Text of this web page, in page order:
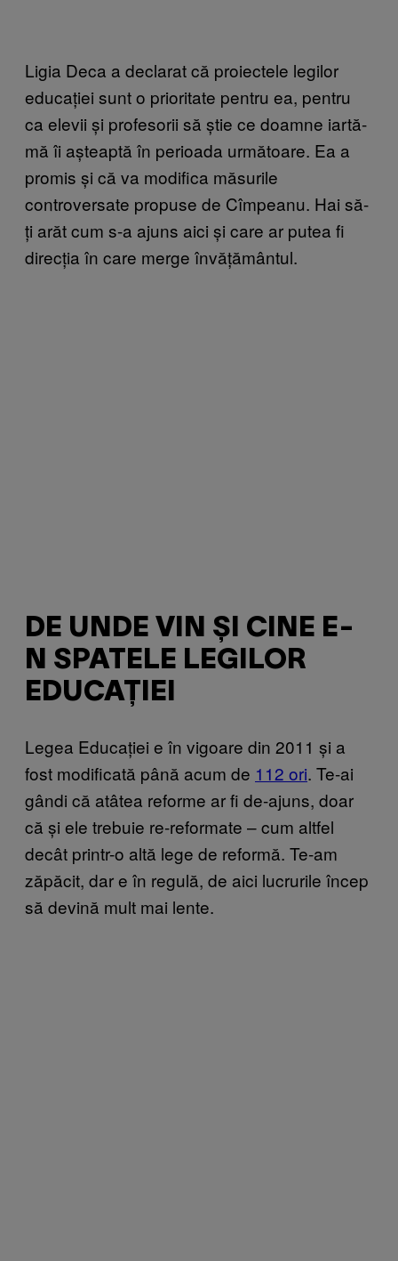
Ligia Deca a declarat că proiectele legilor
educației sunt o prioritate pentru ea, pentru
ca elevii și profesorii să știe ce doamne iartă-
mă îi așteaptă în perioada următoare. Ea a
promis și că va modifica măsurile
controversate propuse de Cîmpeanu. Hai să-
ți arăt cum s-a ajuns aici și care ar putea fi
direcția în care merge învățământul.
DE UNDE VIN ȘI CINE E-
N SPATELE LEGILOR
EDUCAȚIEI
Legea Educației e în vigoare din 2011 și a
fost modificată până acum de 112 ori. Te-ai
gândi că atâtea reforme ar fi de-ajuns, doar
că și ele trebuie re-reformate – cum altfel
decât printr-o altă lege de reformă. Te-am
zăpăcit, dar e în regulă, de aici lucrurile încep
să devină mult mai lente.